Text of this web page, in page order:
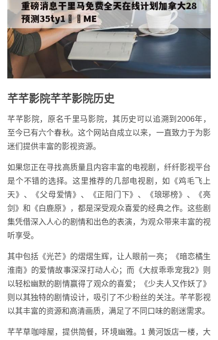
芊芊影院芊芊影院历史
芊芊影院，原名千里马影院，其历史可以追溯到2006年，
至今已有六个春秋。这个网站自成立以来，一直致力于为影
迷们提供丰富的影视资源。
如果您正在寻找高质量且内容丰富的电视剧，纤纤影视平台
是个不错的选择。这里推荐的几部电视剧，如《鸡毛飞上
天》、《父母爱情》、《正阳门下》、《琅琊榜》、《亮
剑》和《白鹿原》，都是深受观众喜爱的经典之作。这些剧
集凭借深入人心的剧情和出色的表演，为观众带来丰富的视
听享受。
其中包括《光芒》的熠熠生辉，让人眼前一亮；《暗恋橘生
淮南》的爱情故事深深打动人心；而《大叔乖乖宠我2》则
以轻松幽默的剧情赢得了观众的喜爱；《少夫人又作妖了》
则以其独特的剧情设计，吸引了不少粉丝的关注。芊芊影视
以其丰富的资源和高清画质，满足了不同口味的剧迷需求。
芊芊草咖啡屋，提供简餐，环境幽雅。1 黄河饭店一楼，大